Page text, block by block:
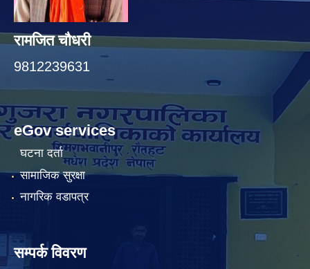
रामजित चौधरी
9812239631
eGov services
घटना दर्ता
सामाजिक सुरक्षा
नागरिक वडापत्र
सम्पर्क विवरण